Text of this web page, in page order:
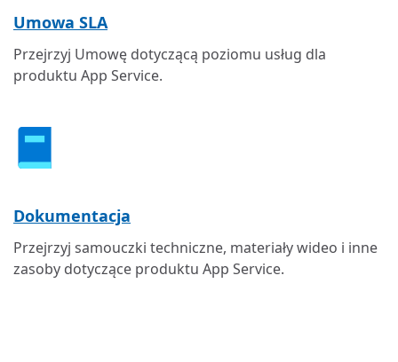
Umowa SLA
Przejrzyj Umowę dotyczącą poziomu usług dla
produktu App Service.
Dokumentacja
Przejrzyj samouczki techniczne, materiały wideo i inne
zasoby dotyczące produktu App Service.